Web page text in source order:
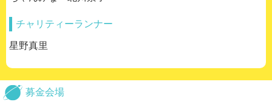
チャリティーランナー
星野真里
募金会場